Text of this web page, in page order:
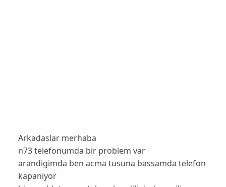
Arkadaslar merhaba
n73 telefonumda bir problem var
arandigimda ben acma tusuna bassamda telefon
kapaniyor